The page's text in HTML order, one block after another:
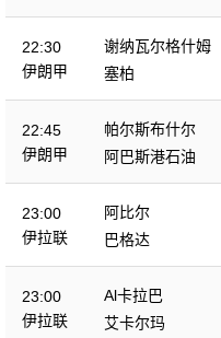
22:30
伊朗甲
谢纳瓦尔格什姆
塞柏
22:45
伊朗甲
帕尔斯布什尔
阿巴斯港石油
23:00
伊拉联
阿比尔
巴格达
23:00
伊拉联
Al卡拉巴
艾卡尔玛